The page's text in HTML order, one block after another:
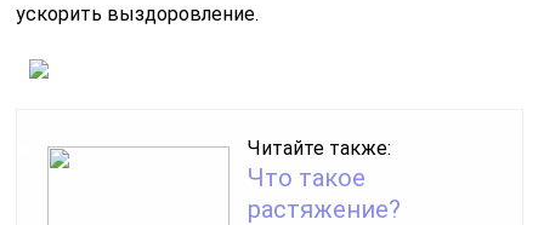
ускорить выздоровление.
Читайте также:
Что такое
растяжение?